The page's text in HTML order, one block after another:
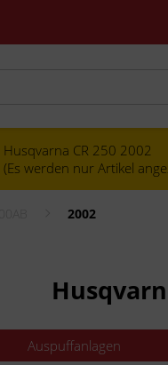
Husqvarna CR 250 2002
(Es werden nur Artikel
2002
Auspuffanlagen